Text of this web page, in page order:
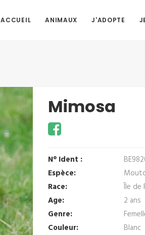
ACCUEIL ANIMAUX J'ADOPTE
Mimosa
N° Ident :
Espèce:
Race:
Île de
Age:
2 ans
Genre:
Couleur:
Blanc